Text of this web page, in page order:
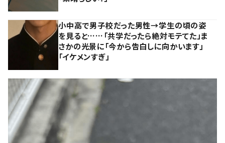
小中高で男子校だった男性→学生の頃の姿
を見ると……「共学だったら絶対モテてた」ま
さかの光景に「今から告白しに向かいます」
「イケメンすぎ」